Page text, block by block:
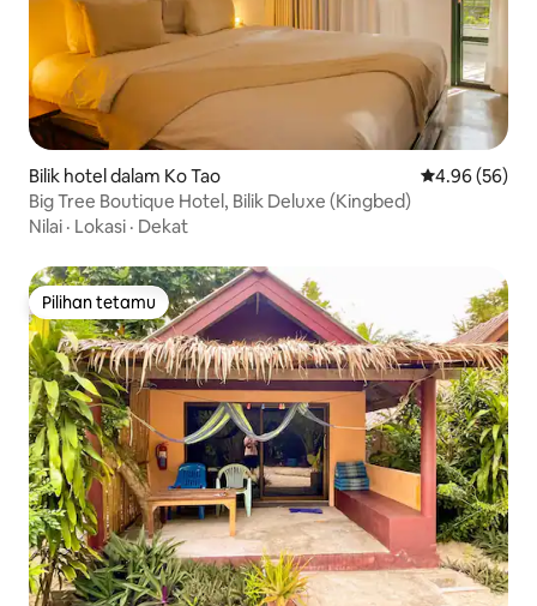
Bilik hotel dalam Ko Tao Penarafan
4.96 (56)
Big Tree Boutique Hotel, Bilik Deluxe (Kingbed)
Nilai · Lokasi · Dekat
Pilihan tetamu
Pilihan tetamu